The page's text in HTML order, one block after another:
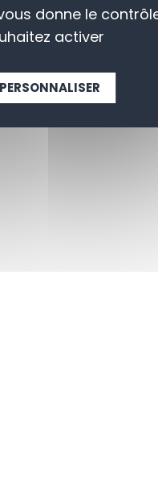
NOUS
donne le
activer
PERSONNALISER